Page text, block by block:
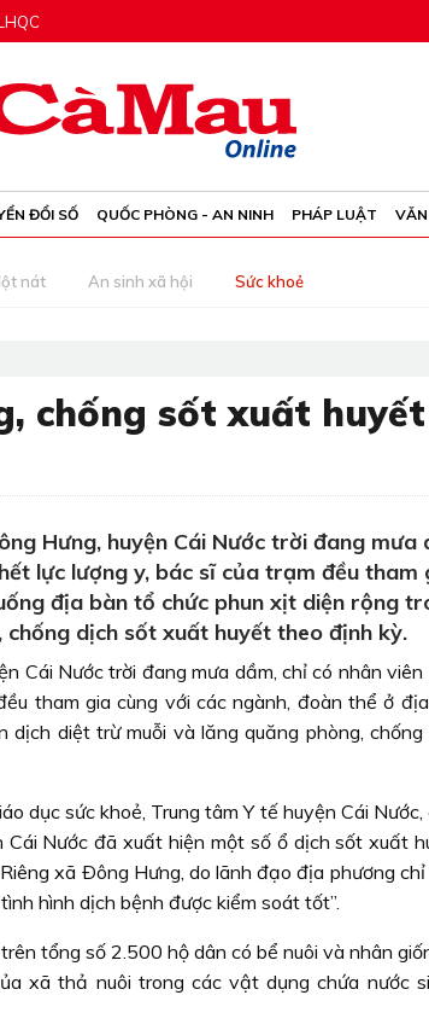
ĐỔI SỐ QUỐC PHÒNG - AN NINH PHÁP LUẬT
nát An sinh xã hội Sức khoẻ
chống sốt xuất huyết
Hưng, huyện Cái Nước trời đang mưa
lực lượng y, bác sĩ của trạm đều tham
địa bàn tổ chức phun xịt diện rộng
dịch sốt xuất huyết theo định kỳ.
Cái Nước trời đang mưa dầm, chỉ có nhân
tham gia cùng với các ngành, đoàn thể ở
diệt trừ muỗi và lăng quăng phòng,
dục sức khoẻ, Trung tâm Y tế huyện Cái Nước,
Nước đã xuất hiện một số ổ dịch sốt xuất
xã Ðông Hưng, do lãnh đạo địa phương
hình dịch bệnh được kiểm soát tốt”.
tổng số 2.500 hộ dân có bể nuôi và nhân
xã thả nuôi trong các vật dụng chứa nước